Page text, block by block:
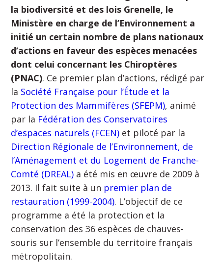
la biodiversité et des lois Grenelle, le
Ministère en charge de l’Environnement a
initié un certain nombre de plans nationaux
d’actions en faveur des espèces menacées
dont celui concernant les Chiroptères
(PNAC). Ce premier plan d’actions, rédigé par
la Société Française pour l’Étude et la
Protection des Mammifères (SFEPM), animé
par la Fédération des Conservatoires
d’espaces naturels (FCEN) et piloté par la
Direction Régionale de l’Environnement, de
l’Aménagement et du Logement de Franche-
Comté (DREAL) a été mis en œuvre de 2009 à
2013. Il fait suite à un premier plan de
restauration (1999-2004). L’objectif de ce
programme a été la protection et la
conservation des 36 espèces de chauves-
souris sur l’ensemble du territoire français
métropolitain.